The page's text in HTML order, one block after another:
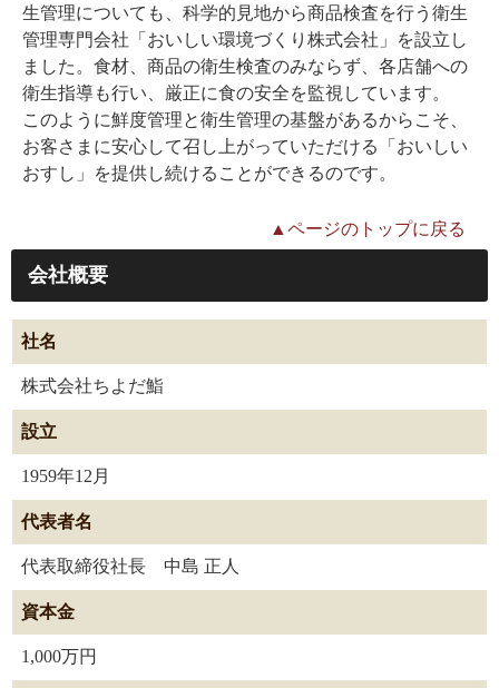
生管理についても、科学的見地から商品検査を行う衛生
管理専門会社「おいしい環境づくり株式会社」を設立し
ました。食材、商品の衛生検査のみならず、各店舗への
衛生指導も行い、厳正に食の安全を監視しています。
このように鮮度管理と衛生管理の基盤があるからこそ、
お客さまに安心して召し上がっていただける「おいしい
おすし」を提供し続けることができるのです。
▲ページのトップに戻る
会社概要
社名
株式会社ちよだ鮨
設立
1959年12月
代表者名
代表取締役社長 中島 正人
資本金
1,000万円